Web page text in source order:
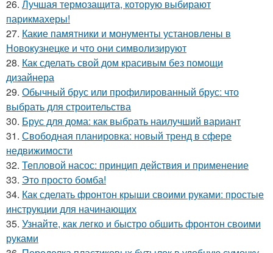
26. Лучшая термозащита, которую выбирают
парикмахеры!
27. Какие памятники и монументы установлены в
Новокузнецке и что они символизируют
28. Как сделать свой дом красивым без помощи
дизайнера
29. Обычный брус или профилированный брус: что
выбрать для строительства
30. Брус для дома: как выбрать наилучший вариант
31. Свободная планировка: новый тренд в сфере
недвижимости
32. Тепловой насос: принцип действия и применение
33. Это просто бомба!
34. Как сделать фронтон крыши своими руками: простые
инструкции для начинающих
35. Узнайте, как легко и быстро обшить фронтон своими
руками